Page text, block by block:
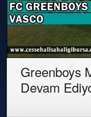
Greenboys
Devam